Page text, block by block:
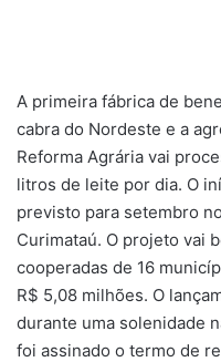
A primeira fábrica de
cabra do Nordeste e a
Reforma Agrária vai
litros de leite por dia. O
previsto para setembro
Curimataú. O projeto vai
cooperadas de 16
R$ 5,08 milhões. O
durante uma solenidade
foi assinado o termo de